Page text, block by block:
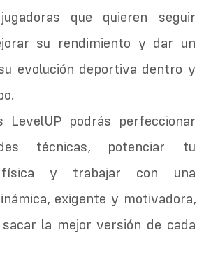
que quieren seguir
su rendimiento y dar un
evolución deportiva dentro y
LevelUP podrás perfeccionar
técnicas, potenciar tu
física y trabajar con una
exigente y motivadora,
la mejor versión de cada